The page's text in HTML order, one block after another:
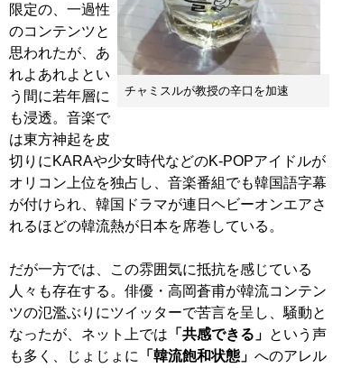
チャミスルが教授の辛口を加速
限定の、一過性
のコンテンツと
思われたが、あ
れよあれよとい
う間に若年層に
も浸透。音楽で
は東方神起を皮
切りにKARAや少女時代などのK-POPアイドルが
オリコン上位を独占し、音楽番組でも韓国語字幕
が付けられ、韓国ドラマが連日ヘビーオンエアさ
れるほどの韓流熱が日本を席巻している。
だが一方では、この雰囲気に抵抗を感じている
人々も存在する。俳優・高岡蒼甫が韓流コンテン
ツの氾濫ぶりにツイッターで苦言を呈し、騒動と
なったが、ネット上では 「共感できる」 という声
も多く、じょじょに
「韓流飽和状態」 へのアレル